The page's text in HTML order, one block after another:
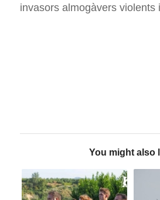
invasors almogàvers violents
You might also